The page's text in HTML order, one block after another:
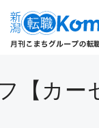
【カ